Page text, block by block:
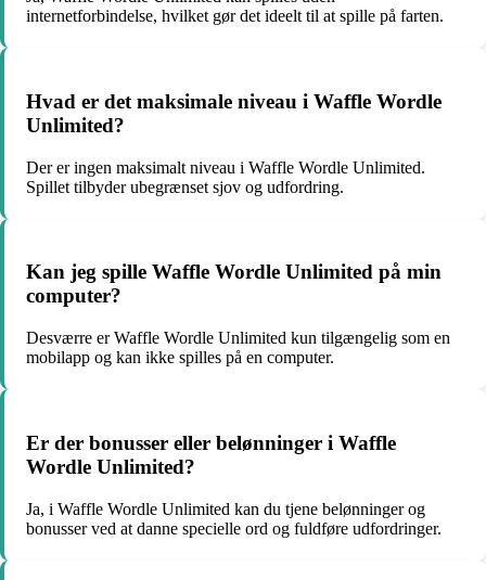
internetforbindelse, hvilket gør det ideelt til at spille på farten.
Hvad er det maksimale niveau i Waffle Wordle
Unlimited?
Der er ingen maksimalt niveau i Waffle Wordle Unlimited.
Spillet tilbyder ubegrænset sjov og udfordring.
Kan jeg spille Waffle Wordle Unlimited på min
computer?
Desværre er Waffle Wordle Unlimited kun tilgængelig som en
mobilapp og kan ikke spilles på en computer.
Er der bonusser eller belønninger i Waffle
Wordle Unlimited?
Ja, i Waffle Wordle Unlimited kan du tjene belønninger og
bonusser ved at danne specielle ord og fuldføre udfordringer.